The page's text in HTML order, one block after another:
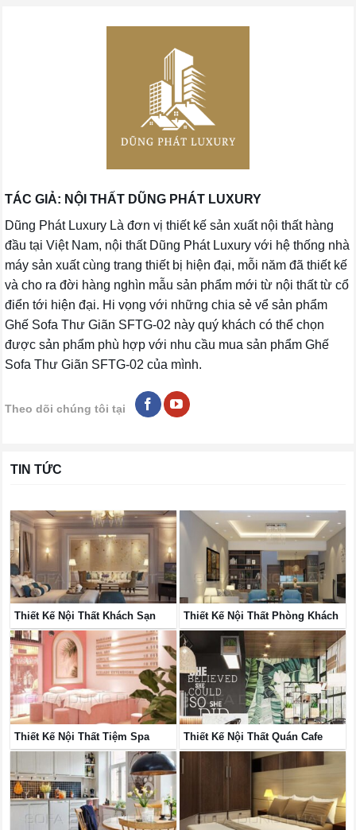
TÁC GIẢ: NỘI THẤT DŨNG PHÁT LUXURY
Dũng Phát Luxury Là đơn vị thiết kế sản xuất nội thất hàng
đầu tại Việt Nam, nội thất Dũng Phát Luxury với hệ thống nhà
máy sản xuất cùng trang thiết bị hiện đại, mỗi năm đã thiết kế
và cho ra đời hàng nghìn mẫu sản phẩm mới từ nội thất từ cổ
điển tới hiện đại. Hi vọng với những chia sẻ vể sản phẩm
Ghế Sofa Thư Giãn SFTG-02 này quý khách có thể chọn
được sản phẩm phù hợp với nhu cầu mua sản phẩm Ghế
Sofa Thư Giãn SFTG-02 của mình.
Theo dõi chúng tôi tại
TIN TỨC
Thiết Kế Nội Thất Khách Sạn Thiết Kế Nội Thất Phòng Khách
Thiết Kế Nội Thất Tiệm Spa Thiết Kế Nội Thất Quán Cafe